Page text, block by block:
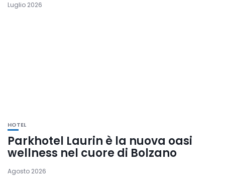
Luglio 2026
HOTEL
Parkhotel Laurin è la nuova oasi
wellness nel cuore di Bolzano
Agosto 2026